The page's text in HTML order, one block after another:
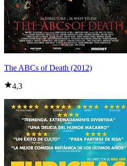
The ABCs of Death (2012)
4,3